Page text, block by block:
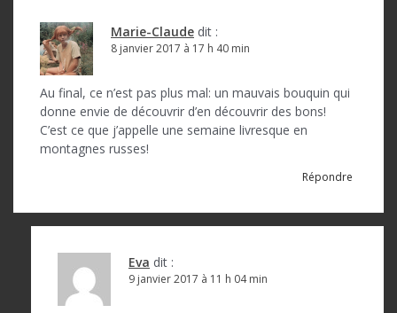
’
Marie-Claude dit :
8 janvier 2017 à 17 h 40 min
Au final, ce n’est pas plus mal: un mauvais bouquin qui
donne envie de découvrir d’en découvrir des bons!
C’est ce que j’appelle une semaine livresque en
montagnes russes!
Répondre
Eva dit :
9 janvier 2017 à 11 h 04 min